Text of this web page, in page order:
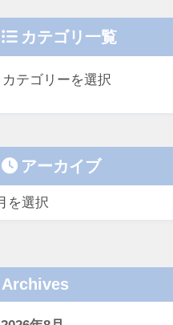
カテゴリ一覧
アーカイブ
Archives